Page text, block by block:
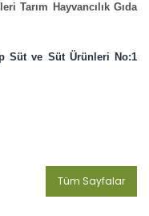
Tarım Hayvancılık Gıda
Süt ve Süt Ürünleri No:1
Tüm Sayfalar